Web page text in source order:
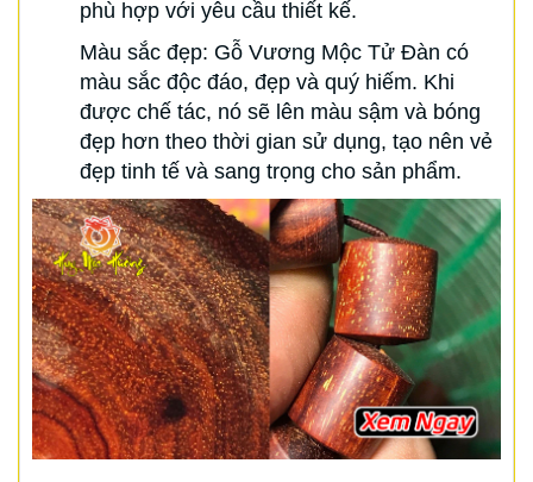
phù hợp với yêu cầu thiết kế.
Màu sắc đẹp: Gỗ Vương Mộc Tử Đàn có
màu sắc độc đáo, đẹp và quý hiếm. Khi
được chế tác, nó sẽ lên màu sậm và bóng
đẹp hơn theo thời gian sử dụng, tạo nên vẻ
đẹp tinh tế và sang trọng cho sản phẩm.